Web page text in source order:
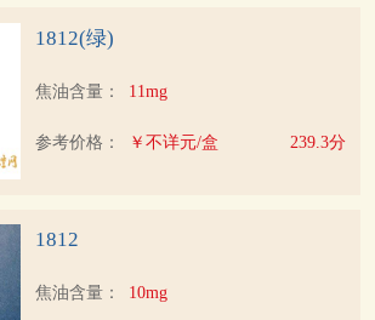
1812(绿)
焦油含量： 11mg
参考价格： ￥不详元/盒 239.3分
1812
焦油含量： 10mg